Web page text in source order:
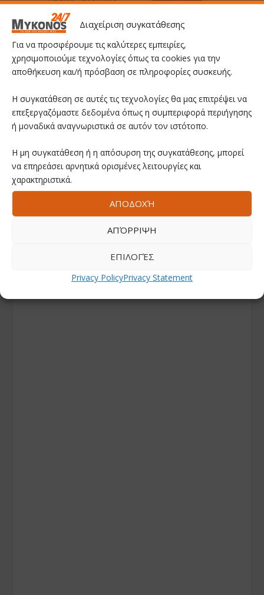
Διαχείριση συγκατάθεσης
Για να προσφέρουμε τις καλύτερες εμπειρίες,
χρησιμοποιούμε τεχνολογίες όπως τα cookies για την
αποθήκευση και/ή πρόσβαση σε πληροφορίες συσκευής.
Η συγκατάθεση σε αυτές τις τεχνολογίες θα μας επιτρέψει να
επεξεργαζόμαστε δεδομένα όπως η συμπεριφορά περιήγησης
ή μοναδικά αναγνωριστικά σε αυτόν τον ιστότοπο.
Η μη συγκατάθεση ή η απόσυρση της συγκατάθεσης, μπορεί
να επηρεάσει αρνητικά ορισμένες λειτουργίες και
χαρακτηριστικά.
ΑΠΟΔΟΧΉ
ΑΠΌΡΡΙΨΗ
ΕΠΙΛΟΓΈΣ
Privacy PolicyPrivacy Statement